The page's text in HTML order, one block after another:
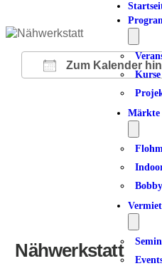
Märkte
Zum Kalender
ICS herunterladen
Google
Nähwerkstatt